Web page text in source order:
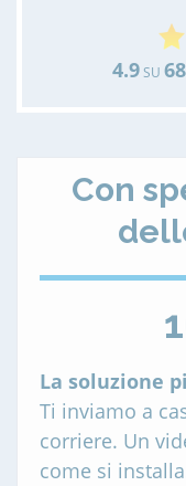
4.9SU
Con
La soluzione
Ti inviamo a
corriere. Un
come si